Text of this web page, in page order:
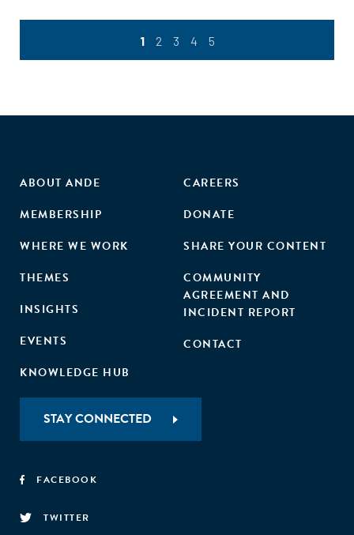
1 2 3 4 5
ABOUT ANDE
MEMBERSHIP
WHERE WE WORK
THEMES
INSIGHTS
EVENTS
KNOWLEDGE HUB
CAREERS
DONATE
SHARE YOUR CONTENT
COMMUNITY
AGREEMENT AND
INCIDENT REPORT
CONTACT
STAY CONNECTED
FACEBOOK
TWITTER